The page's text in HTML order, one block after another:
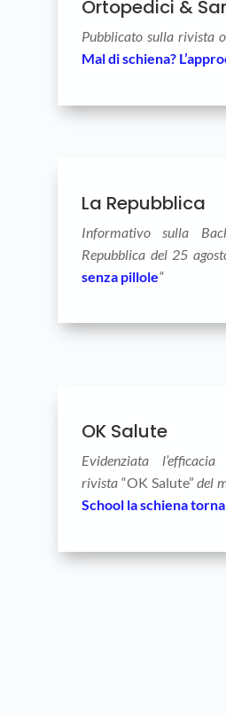
Ortopedici &
Pubblicato sulla rivista
Mal di schiena?
La Repubblica
Informativo sulla
Repubblica del 25
senza pillole“
OK Salute
Evidenziata
rivista “OK Salute” del
School la schiena